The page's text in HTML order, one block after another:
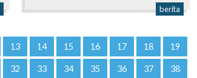
berita
13 14 15 16 17 18 19
32 33 34 35 36 37 38